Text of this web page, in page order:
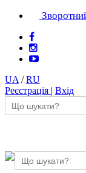
UA /RU
Реєстрація | Вхід